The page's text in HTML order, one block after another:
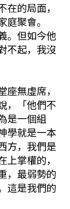
的局面，
聚會。
。但如今他
不起，我沒
無虛席，
，「他們不
是一個組
學就是一本
方，我們是
掌權的，
，最弱勢的
這是我們的